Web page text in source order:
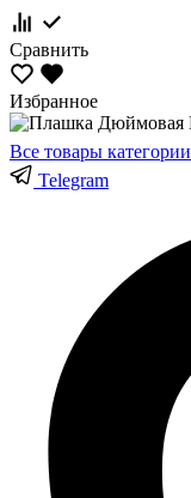
Сравнить
Избранное
Все товары категории
Telegram